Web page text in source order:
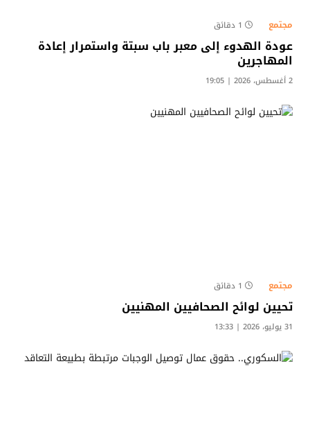
مجتمع 1 دقائق
عودة الهدوء إلى معبر باب سبتة واستمرار إعادة
المهاجرين
2 أغسطس، 2026 | 19:05
مجتمع 1 دقائق
تحيين لوائح الصحافيين المهنيين
31 يوليو، 2026 | 13:33